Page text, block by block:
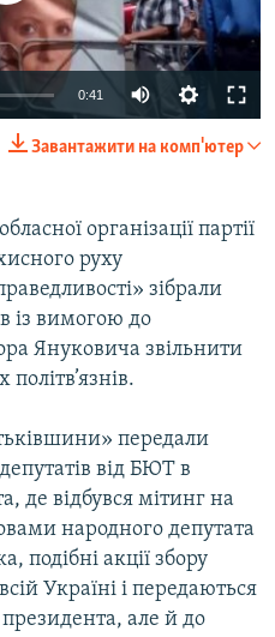
0:41
Завантажити на комп'ютер
організації партії
руху
зібрали
із вимогою до
Януковича звільнити
передали
від БЮТ в
де відбувся мітинг на
народного депутата
подібні акції збору
Україні і передаються
але й до